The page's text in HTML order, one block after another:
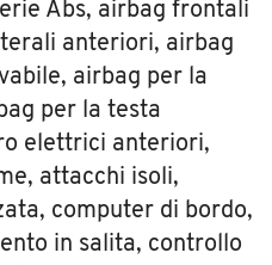
Abs, airbag frontali
anteriori, airbag
airbag per la
per la testa
elettrici anteriori,
attacchi isoli,
computer di bordo,
in salita, controllo